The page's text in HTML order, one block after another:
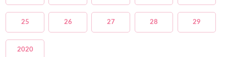
25 26 27 28 29
2020